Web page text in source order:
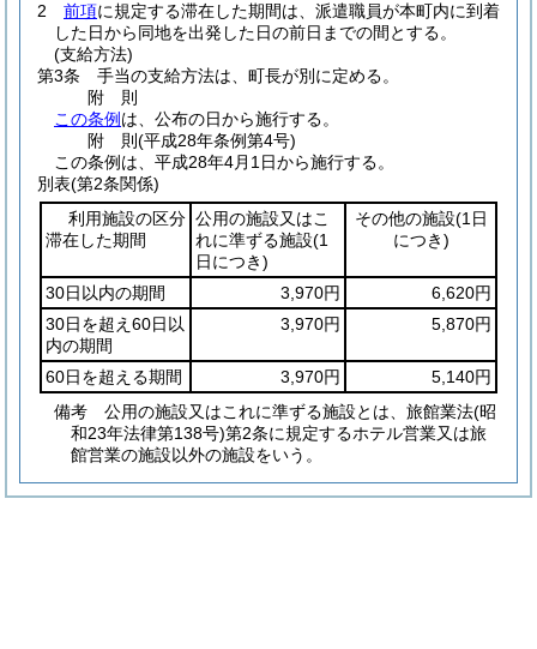
2
前項に規定する滞在した期間は、派遣職員が本町内に到着
した日から同地を出発した日の前日までの間とする。
(支給方法)
第3条
手当の支給方法は、町長が別に定める。
附 則
この条例 は、公布の日から施行する。
附 則(平成28年条例第4号)
この条例は、平成28年4月1日から施行する。
別表(第2条関係)
利用施設の区分
滞在した期間
公用の施設又はこ
れに準ずる施設(1
日につき)
その他の施設(1日
につき)
30日以内の期間 3,970円
6,620円
30日を超え60日以
内の期間
3,970円 5,870円
60日を超える期間 3,970円
5,140円
備考 公用の施設又はこれに準ずる施設とは、旅館業法(昭
和23年法律第138号)第2条に規定するホテル営業又は旅
館営業の施設以外の施設をいう。